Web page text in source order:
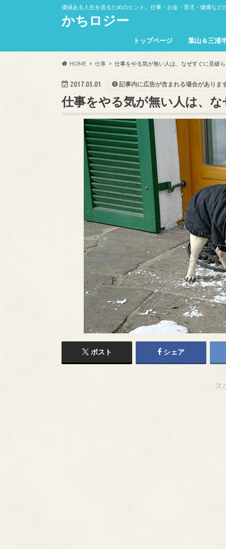
価値ある人生を送るためのヒント。仕事・お金・育児・健康など
かちロジー
トップページ 葉山＆三浦
HOME 仕事 仕事をやる気が無い人は、なぜすぐに見破
2017.05.01 記事内に広告が含まれる場合がありま
仕事をやる気が無い人は、
ポスト シェア
ス